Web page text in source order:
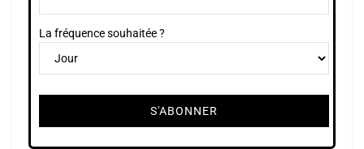
La fréquence souhaitée ?